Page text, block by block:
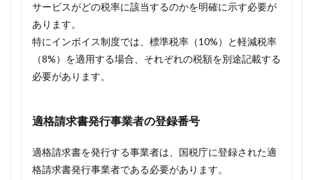
サービスがどの税率に該当するのかを明確に示す必要が
あります。
特にインボイス制度では、標準税率（10%）と軽減税率
（8%）を適用する場合、それぞれの税額を別途記載する
必要があります。
適格請求書発行事業者の登録番号
適格請求書を発行する事業者は、国税庁に登録された適
格請求書発行事業者である必要があります。